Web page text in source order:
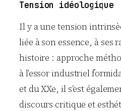
Tension idéologique
Il y a une tension
liée à son essence, à ses
histoire : approche
à l’essor industriel
et du XXe, il s’est
discours critique et